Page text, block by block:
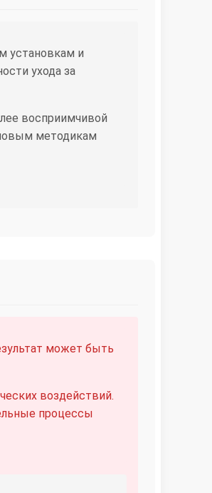
установкам и
ухода за
восприимчивой
методикам
может быть
воздействий.
процессы